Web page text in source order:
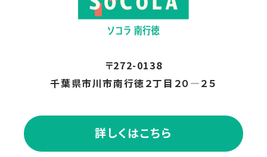
〒272-0138
千葉県市川市南行徳２丁目２０―２５
詳しくはこちら